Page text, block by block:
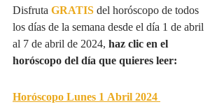
Disfruta GRATISdel horóscopo de todos
los días de la semana desde el día 1 de abril
al 7 de abril de 2024, haz clic en el
horóscopo del día que quieres leer:
Horóscopo Lunes 1 Abril 2024